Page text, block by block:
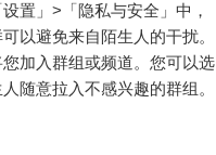
置」>「隐私与安全」中，
以避免来自陌生人的干扰。
加入群组或频道。您可以选
随意拉入不感兴趣的群组。